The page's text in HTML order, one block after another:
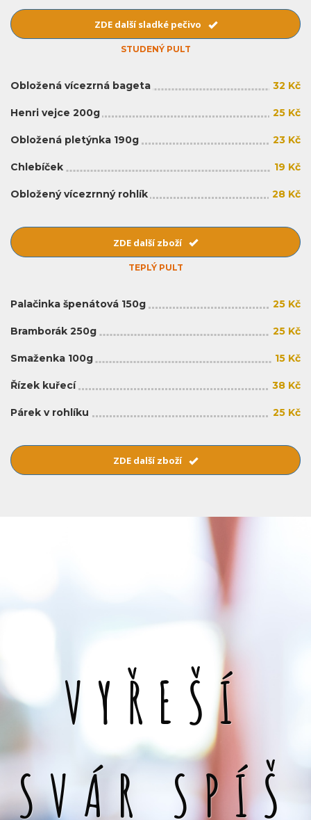
ZDE další sladké pečivo
STUDENÝ PULT
Obložená vícezrná bageta 32 Kč
Henri vejce 200g 25 Kč
Obložená pletýnka 190g 23 Kč
Chlebíček 19 Kč
Obložený vícezrnný rohlík 28 Kč
ZDE další zboží
TEPLÝ PULT
Palačinka špenátová 150g 25 Kč
Bramborák 250g 25 Kč
Smaženka 100g 15 Kč
Řízek kuřecí 38 Kč
Párek v rohlíku 25 Kč
ZDE další zboží
VYŘEŠÍ
SVÁR SPÍŠ